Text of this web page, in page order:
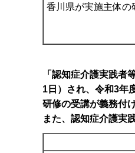
香川県が実施主体の
「認知症介護実践
1日）され、令和3年
研修の受講が義務付
また、認知症介護実